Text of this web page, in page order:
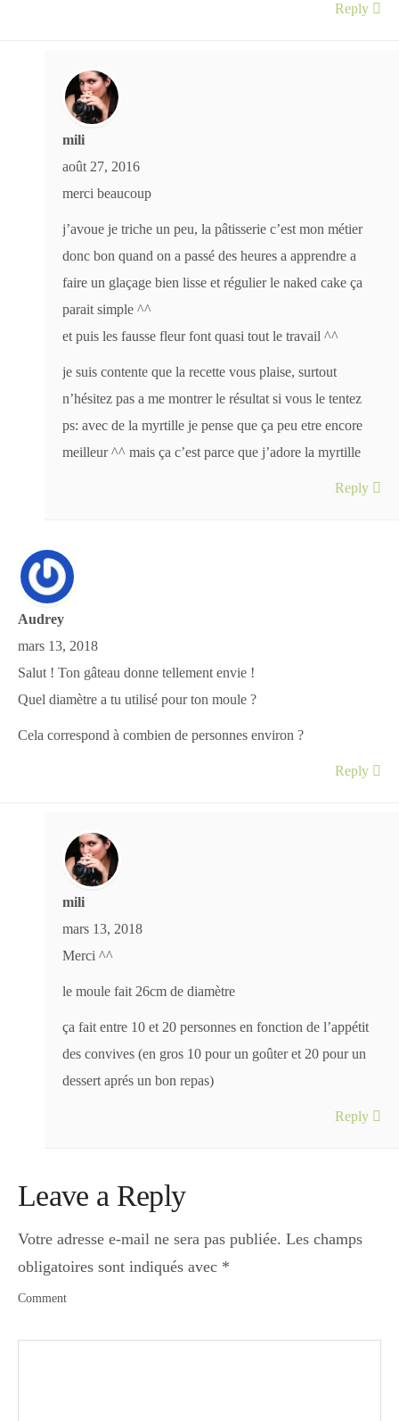
Reply
mili
août 27, 2016
merci beaucoup
j’avoue je triche un peu, la pâtisserie c’est mon métier
donc bon quand on a passé des heures a apprendre a
faire un glaçage bien lisse et régulier le naked cake ça
parait simple ^^
et puis les fausse fleur font quasi tout le travail ^^
je suis contente que la recette vous plaise, surtout
n’hésitez pas a me montrer le résultat si vous le tentez
ps: avec de la myrtille je pense que ça peu etre encore
meilleur ^^ mais ça c’est parce que j’adore la myrtille
Reply
Audrey
mars 13, 2018
Salut ! Ton gâteau donne tellement envie !
Quel diamètre a tu utilisé pour ton moule ?
Cela correspond à combien de personnes environ ?
Reply
mili
mars 13, 2018
Merci ^^
le moule fait 26cm de diamètre
ça fait entre 10 et 20 personnes en fonction de l’appétit
des convives (en gros 10 pour un goûter et 20 pour un
dessert aprés un bon repas)
Reply
Leave a Reply
Votre adresse e-mail ne sera pas publiée. Les champs
obligatoires sont indiqués avec *
Comment